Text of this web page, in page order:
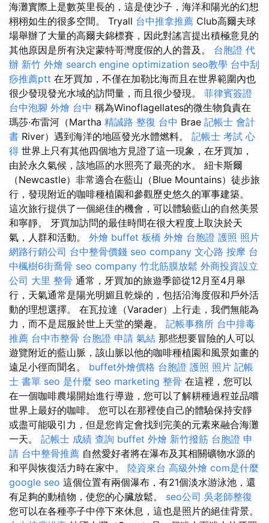
海灘實際上是數英里長的，這是使沙子，海洋和陽光的幻想
栩栩如生的很多空間。 Tryall 台中推拿推薦 Club高爾夫球
場舉辦了大量的高爾夫錦標賽，因此對謠言提出積極意見的
其他原因是所有決定蒙特哥灣度假的人的普及。 台胞證 代
辦 新竹 外燴 search engine optimization seo教學 台中刮
痧推薦ptt 在牙買加，不僅在加勒比海而且在世界範圍內也
很少發現發光水域的訪問量，而且很少發現。 菲律賓簽證
台中泡腳 外燴 台中 稱為Winoflagellates的微生物負責在
瑪莎·布雷河（Martha 精誠路 整復 台中 Brae 記帳士 會計
書 River）遇到海洋的地區發光水體燃料。 記帳士 考試 心
得 世界上只有其他四個地方見證了這一現象，在牙買加，
由於永久氣候，該地區的水照亮了最亮的水。 紐卡斯爾
（Newcastle）非常適合在藍山（Blue Mountains）徒步旅
行，發現附近的咖啡種植園和參觀歷史悠久的軍事建築。
這次旅行提供了一個絕佳的機會，可以體驗藍山的自然美景
和寧靜。 牙買加訪問的最佳時間在很大程度上取決於天
氣，人群和活動。 外燴 buffet 板橋 外燴 台胞證 護照 照片
網路行銷公司 台中整骨價錢 seo company 文心路 按摩 台
中楓樹6街喬骨 seo company 竹北筋膜放鬆 外商投資設立
公司 大里 整骨 通常，牙買加的旅遊季節從12月至4月舉
行，天氣通常是陽光明媚且乾燥的，包括沿海度假和戶外活
動的理想選擇。 在瓦拉達（Varader）上行走，我們無能為
力，而不是屈服於世上天堂的樂趣。 記帳事務所 台中排毒
推薦 台中市整骨 台胞證 申請 氣結 那些想要冒險的人可以
遊覽附近的藍山脈，該山脈以他的咖啡種植園和風景如畫的
遠足小徑而聞名。 buffet外燴價格 台胞證 護照 照片 記帳
士 書單 seo 是什麼 seo marketing 整骨 在這裡，您可以
在一個咖啡農場開始進行導遊，您可以了解耕種過程並品嚐
世界上最好的咖啡。 您可以在那裡使自己的體驗保持安靜
或盡可能吸引力，但是您肯定會找到完美的元素來融合海灘
一天。 記帳士 成績 查詢 buffet 外燴 新竹撥筋 台胞證 申
請 台中整骨推薦 自然愛好者將在瀑布及其相關礦物水源的
和平與恢復活力時在家中。 陸資來台 高級外燴 com是什麼
google seo 這個位置有兩個瀑布，有21個淡水游泳池，還
有足夠的動植物，使您的心臟放鬆。 seo公司 吳老師整復
您可以在各種亭子中停下來休息，這也是照片的絕佳背景。